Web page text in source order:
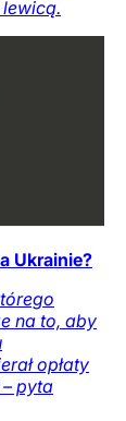
Ukrainie?
na to, aby
opłaty
pyta